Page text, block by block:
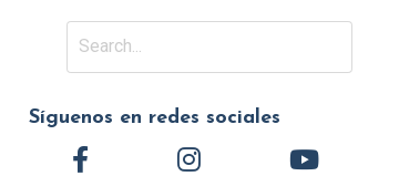
Síguenos en redes sociales